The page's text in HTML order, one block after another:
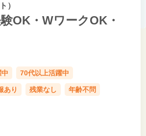
）
OK・WワークOK・
70代以上活躍中
あり 残業なし 年齢不問